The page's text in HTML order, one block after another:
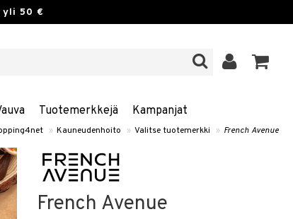
yli 50 €
Tuotemerkkejä Kampanjat
» Kauneudenhoito » Valitse tuotemerkki » French Avenue
French Avenue